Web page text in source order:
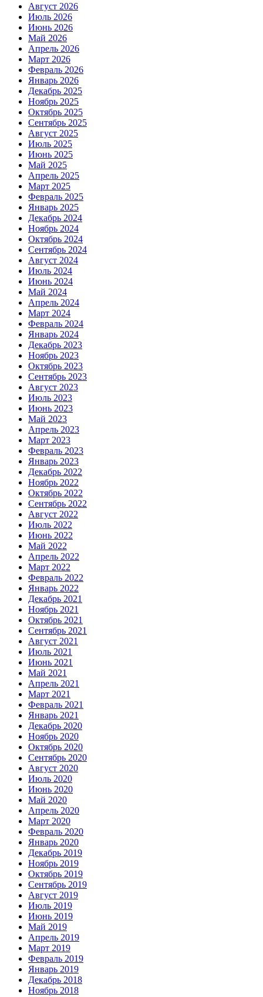
Август 2026
Июль 2026
Июнь 2026
Май 2026
Апрель 2026
Март 2026
Февраль 2026
Январь 2026
Декабрь 2025
Ноябрь 2025
Октябрь 2025
Сентябрь 2025
Август 2025
Июль 2025
Июнь 2025
Май 2025
Апрель 2025
Март 2025
Февраль 2025
Январь 2025
Декабрь 2024
Ноябрь 2024
Октябрь 2024
Сентябрь 2024
Август 2024
Июль 2024
Июнь 2024
Май 2024
Апрель 2024
Март 2024
Февраль 2024
Январь 2024
Декабрь 2023
Ноябрь 2023
Октябрь 2023
Сентябрь 2023
Август 2023
Июль 2023
Июнь 2023
Май 2023
Апрель 2023
Март 2023
Февраль 2023
Январь 2023
Декабрь 2022
Ноябрь 2022
Октябрь 2022
Сентябрь 2022
Август 2022
Июль 2022
Июнь 2022
Май 2022
Апрель 2022
Март 2022
Февраль 2022
Январь 2022
Декабрь 2021
Ноябрь 2021
Октябрь 2021
Сентябрь 2021
Август 2021
Июль 2021
Июнь 2021
Май 2021
Апрель 2021
Март 2021
Февраль 2021
Январь 2021
Декабрь 2020
Ноябрь 2020
Октябрь 2020
Сентябрь 2020
Август 2020
Июль 2020
Июнь 2020
Май 2020
Апрель 2020
Март 2020
Февраль 2020
Январь 2020
Декабрь 2019
Ноябрь 2019
Октябрь 2019
Сентябрь 2019
Август 2019
Июль 2019
Июнь 2019
Май 2019
Апрель 2019
Март 2019
Февраль 2019
Январь 2019
Декабрь 2018
Ноябрь 2018